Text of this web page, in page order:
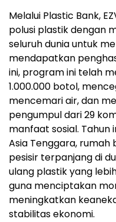
Melalui Plastic Bank,
polusi plastik dengan
seluruh dunia untuk
mendapatkan
ini, program ini telah
1.000.000 botol,
mencemari air, dan
pengumpul dari 29
manfaat sosial. Tahun
Asia Tenggara, rumah
pesisir terpanjang di
ulang plastik yang
guna menciptakan
meningkatkan
stabilitas ekonomi.